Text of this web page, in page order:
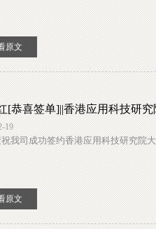
原文
[恭喜签单]||香港应用科技研
19
我司成功签约香港应用科技研究院
原文